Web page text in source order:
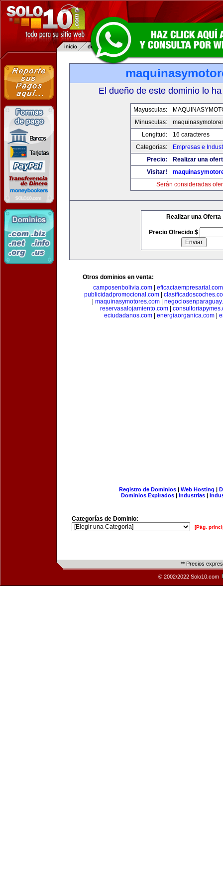
El dueño de este dominio lo
Mayusculas:
Minusculas:
Longitud:
16 caracteres
Categorias:
Empresas e
Precio:
Realizar una
Visitar!
Serán consideradas
Realizar una Oferta
Precio Ofrecido $
Otros dominios en venta:
camposenbolivia.com
eficaciaempresarial.com
publicidadpromocional.com|
maquinasymotores.com|
reservasalojamiento.com
eciudadanos.com
energiaorganica.com
Registro de Dominios| Web Hosting |
Dominios Expirados | Industrias |
Categorías de Dominio:
[Pág.
** Precios
© 2002/2022 Solo10.com